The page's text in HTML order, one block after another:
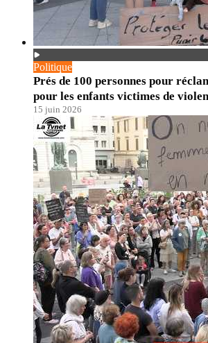
Politique
Prés de 100 personnes pour
pour les enfants victimes de
15 juin 2026